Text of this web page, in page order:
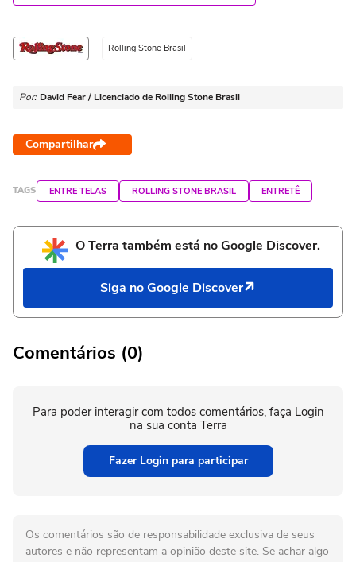
Rolling Stone Brasil
Por: David Fear / Licenciado de Rolling Stone Brasil
Compartilhar
TAGS ENTRE TELAS ROLLING STONE BRASIL ENTRETÊ
O Terra também está no Google Discover.
Siga no Google Discover
Comentários (0)
Para poder interagir com todos comentários, faça Login
na sua conta Terra
Fazer Login para participar
Os comentários são de responsabilidade exclusiva de seus
autores e não representam a opinião deste site. Se achar algo